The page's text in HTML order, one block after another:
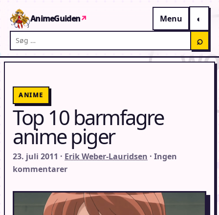
AnimeGuiden↗
Menu
Søg på AnimeGuiden
⌕
ANIME
Top 10 barmfagre
anime piger
23. juli 2011 · Erik Weber-Lauridsen · Ingen
kommentarer